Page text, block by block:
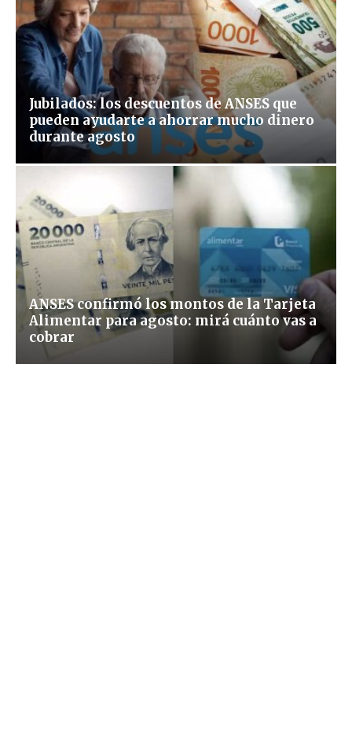
Jubilados: los descuentos de ANSES que
pueden ayudarte a ahorrar mucho dinero
durante agosto
ANSES confirmó los montos de la Tarjeta
Alimentar para agosto: mirá cuánto vas a
cobrar